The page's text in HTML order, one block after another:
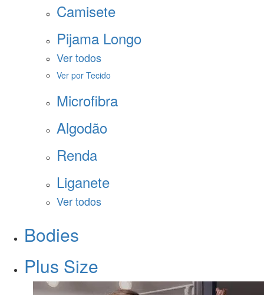
Camisete
Pijama Longo
Ver todos
Ver por Tecido
Microfibra
Algodão
Renda
Liganete
Ver todos
Bodies
Plus Size